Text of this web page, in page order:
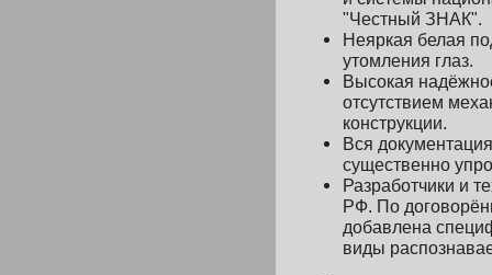
"Честный ЗНАК".
Неяркая белая
утомления глаз.
Высокая
отсутствием
конструкции.
Вся
существенно
Разработчики и
РФ. По
добавлена
виды